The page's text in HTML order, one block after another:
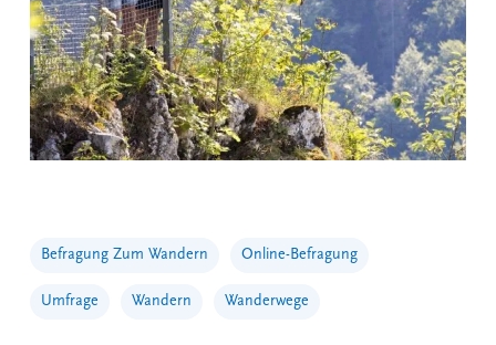
Befragung Zum Wandern Online-Befragung
Umfrage Wandern Wanderwege